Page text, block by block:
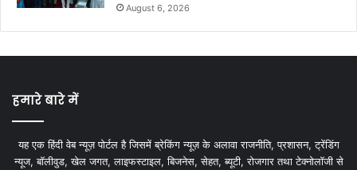
August 6, 2026
हमारे बारे में
यह एक हिंदी वेब न्यूज़ पोर्टल है जिसमें ब्रेकिंग न्यूज़ के अलावा राजनीति, प्रशासन, ट्रेंडिंग
न्यूज, बॉलीवुड, खेल जगत, लाइफस्टाइल, बिजनेस, सेहत, ब्यूटी, रोजगार तथा टेक्नोलॉजी से